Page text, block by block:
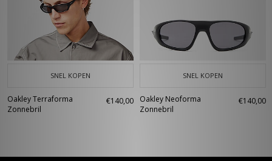
SNEL KOPEN
Oakley Terraforma
Zonnebril
€140,00
SNEL KOPEN
Oakley Neoforma
Zonnebril
€140,00